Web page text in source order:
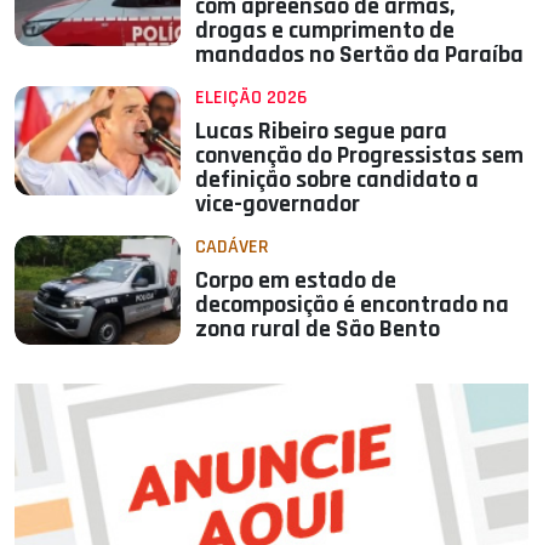
drogas e cumprimento de
mandados no Sertão da Paraíba
ELEIÇÃO 2026
Lucas Ribeiro segue para
convenção do Progressistas sem
definição sobre candidato a
vice-governador
CADÁVER
Corpo em estado de
decomposição é encontrado na
zona rural de São Bento